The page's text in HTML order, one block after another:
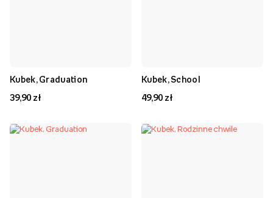
Kubek, Graduation
39,90 zł
Kubek, School
49,90 zł